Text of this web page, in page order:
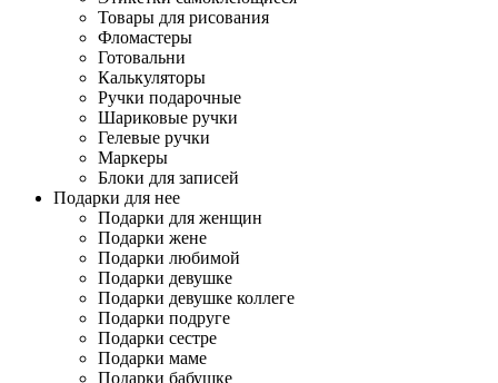
Товары для рисования
Фломастеры
Готовальни
Калькуляторы
Ручки подарочные
Шариковые ручки
Гелевые ручки
Маркеры
Блоки для записей
Подарки для нее
Подарки для женщин
Подарки жене
Подарки любимой
Подарки девушке
Подарки девушке коллеге
Подарки подруге
Подарки сестре
Подарки маме
Подарки бабушке